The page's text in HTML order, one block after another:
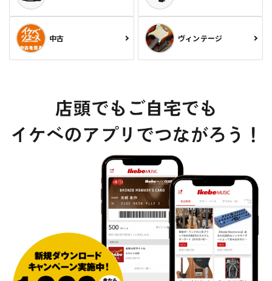
中古 ヴィンテージ